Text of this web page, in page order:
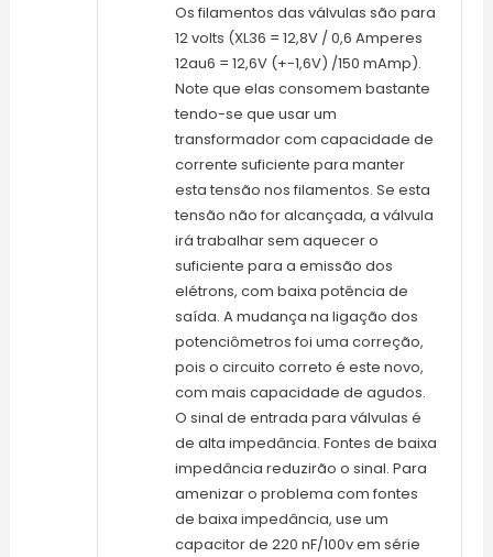
Os filamentos das válvulas são para
12 volts (XL36 = 12,8V / 0,6 Amperes
12au6 = 12,6V (+-1,6V) /150 mAmp).
Note que elas consomem bastante
tendo-se que usar um
transformador com capacidade de
corrente suficiente para manter
esta tensão nos filamentos. Se esta
tensão não for alcançada, a válvula
irá trabalhar sem aquecer o
suficiente para a emissão dos
elétrons, com baixa potência de
saída. A mudança na ligação dos
potenciômetros foi uma correção,
pois o circuito correto é este novo,
com mais capacidade de agudos.
O sinal de entrada para válvulas é
de alta impedância. Fontes de baixa
impedância reduzirão o sinal. Para
amenizar o problema com fontes
de baixa impedância, use um
capacitor de 220 nF/100v em série